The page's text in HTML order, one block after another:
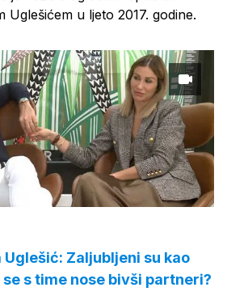
Uglešićem u ljeto 2017. godine.
Zaljubljeni su kao
s time nose bivši partneri?